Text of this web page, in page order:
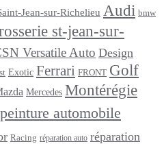
Jean-sur-Richelieu Audi bmw
st-jean-sur-
Versatile Auto Design
Exotic Ferrari FRONT Golf
Mercedes Montérégie
peinture automobile
Racing réparation auto réparation